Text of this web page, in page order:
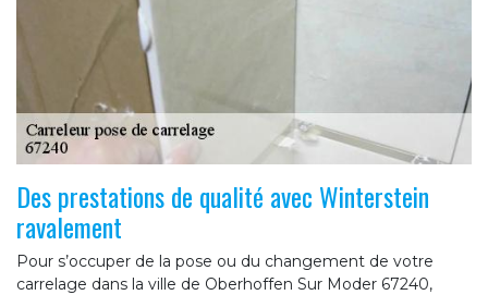
Des prestations de qualité avec Winterstein
ravalement
Pour s’occuper de la pose ou du changement de votre
carrelage dans la ville de Oberhoffen Sur Moder 67240,